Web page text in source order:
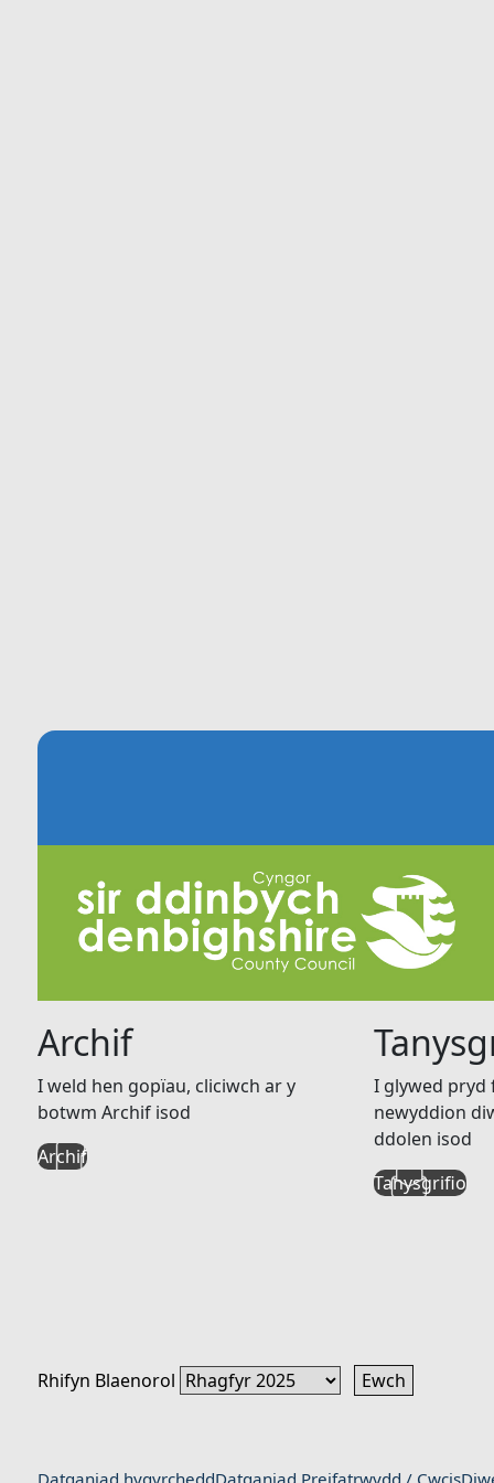
Archif
I weld hen gopïau, cliciwch ar y
botwm Archif isod
Archif
I glywed pryd
newyddion
ddolen isod
Tanysgrifio
Rhifyn Blaenorol
Datganiad hygyrcheddDatganiad Preifatrwydd / Cwcis